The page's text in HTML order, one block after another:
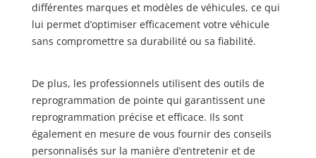
différentes marques et modèles de véhicules, ce qui
lui permet d’optimiser efficacement votre véhicule
sans compromettre sa durabilité ou sa fiabilité.
De plus, les professionnels utilisent des outils de
reprogrammation de pointe qui garantissent une
reprogrammation précise et efficace. Ils sont
également en mesure de vous fournir des conseils
personnalisés sur la manière d’entretenir et de